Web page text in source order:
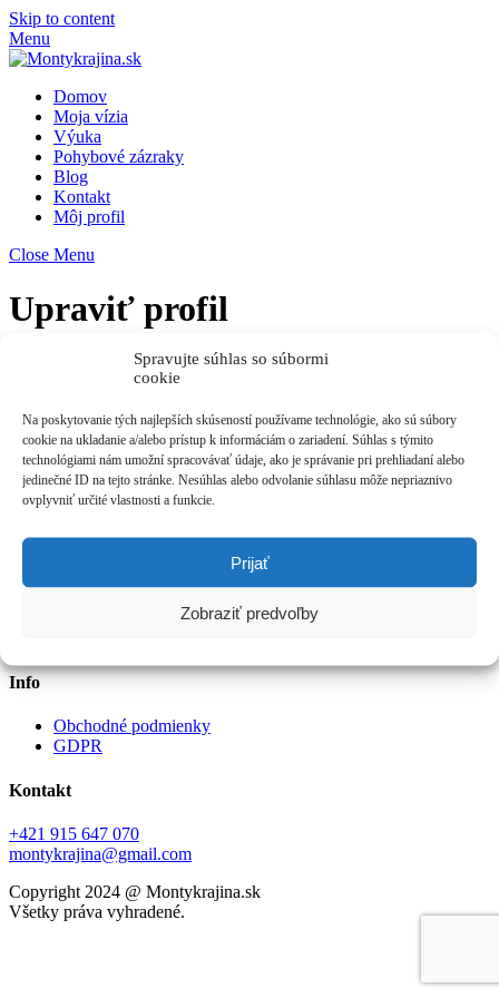
Spravujte súhlas so súbormi
cookie
Na poskytovanie tých najlepších skúseností používame technológie, ako sú súbory
cookie na ukladanie a/alebo prístup k informáciám o zariadení. Súhlas s týmito
technológiami nám umožní spracovávať údaje, ako je správanie pri prehliadaní alebo
jedinečné ID na tejto stránke. Nesúhlas alebo odvolanie súhlasu môže nepriaznivo
ovplyvniť určité vlastnosti a funkcie.
Prijať
Zobraziť predvoľby
Skip to content
Menu
Domov
Moja vízia
Výuka
Pohybové zázraky
Blog
Kontakt
Môj profil
Close Menu
Upraviť profil
Na úpravu profilu musíte byť prihlásení.
Monty krajina
Moja vízia
Info
Obchodné podmienky
GDPR
Kontakt
+421 915 647 070
montykrajina@gmail.com
Copyright 2024 @ Montykrajina.sk
Všetky práva vyhradené.